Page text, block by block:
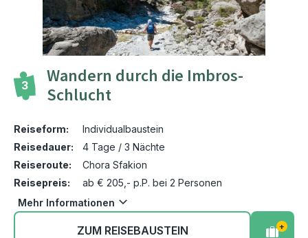
3
Wandern durch die Imbros-
Schlucht
Reiseform:
Individualbaustein
Reisedauer:
4 Tage / 3 Nächte
Reiseroute:
Chora Sfakion
Reisepreis:
ab € 205,- p.P. bei 2 Personen
Mehr Informationen
ZUM REISEBAUSTEIN +